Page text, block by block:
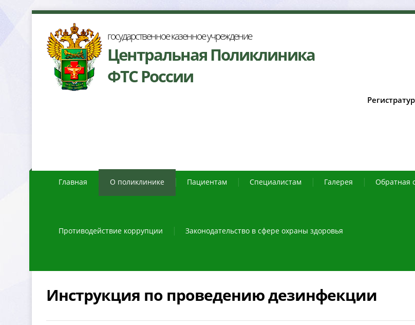
осударственное казенное учреждение
Центральная Поликлиника
ФТС России
Главная О поликлинике Пациентам Специалистам Галерея Обратная
Противодействие коррупции Законодательство в сфере охраны здоровья
Инструкция по проведению дезинфекции